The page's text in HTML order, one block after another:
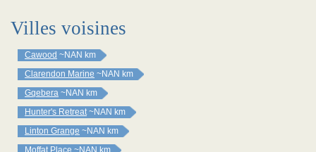
Villes voisines
Cawood ~NAN km
Clarendon Marine ~NAN km
Gqebera ~NAN km
Hunter's Retreat ~NAN km
Linton Grange ~NAN km
Moffat Place ~NAN km